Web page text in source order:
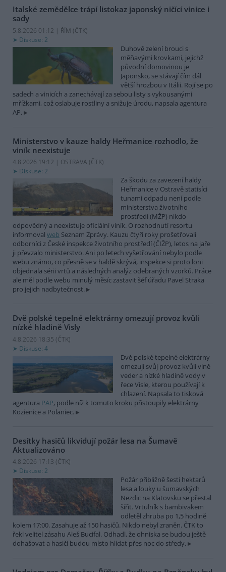
Italské zemědělce trápí listokaz japonský ničící vinice i
sady
5.8.2026 01:12 | ŘÍM (ČTK)
Diskuse: 2
Duhově zelení brouci s
měňavými krovkami, jejichž
původní domovinou je
Japonsko, se stávají čím dál
větší hrozbou v Itálii. Rojí se po
sadech a vinicích a zanechávají za sebou listy s vykousanými
mřížkami, což oslabuje rostliny a snižuje úrodu, napsala agentura
AP.
Ministerstvo v kauze haldy Heřmanice rozhodlo, že
viník neexistuje
4.8.2026 19:12 | OSTRAVA (ČTK)
Diskuse: 2
Za škodu za zavezení haldy
Heřmanice v Ostravě statisíci
tunami odpadu není podle
ministerstva životního
prostředí (MŽP) nikdo
odpovědný a neexistuje oficiální viník. O rozhodnutí resortu
informoval web Seznam Zprávy. Kauzu čtyři roky prošetřovali
odborníci z České inspekce životního prostředí (ČIŽP), letos na jaře
ji převzalo ministerstvo. Ani po letech vyšetřování nebylo podle
webu známo, co přesně se v haldě skrývá, inspekce si proto loni
objednala sérii vrtů a následných analýz odebraných vzorků. Práce
ale měl podle webu minulý měsíc zastavit šéf úřadu Pavel Straka
pro jejich nadbytečnost.
Dvě polské tepelné elektrárny omezují provoz kvůli
nízké hladině Visly
4.8.2026 18:35 (ČTK)
Diskuse: 4
Dvě polské tepelné elektrárny
omezují svůj provoz kvůli vlně
veder a nízké hladině vody v
řece Visle, kterou používají k
chlazení. Napsala to tisková
agentura PAP, podle níž k tomuto kroku přistoupily elektrárny
Kozienice a Polaniec.
Desítky hasičů likvidují požár lesa na Šumavě
Aktualizováno
4.8.2026 17:13 (ČTK)
Diskuse: 2
Požár přibližně šesti hektarů
lesa a louky u šumavských
Nezdic na Klatovsku se přestal
šířit. Vrtulník s bambivakem
odletěl zhruba po 1,5 hodině
kolem 17:00. Zasahuje až 150 hasičů. Nikdo nebyl zraněn. ČTK to
řekl velitel zásahu Aleš Bucifal. Odhadl, že ohniska se budou ještě
dohašovat a hasiči budou místo hlídat přes noc do středy.